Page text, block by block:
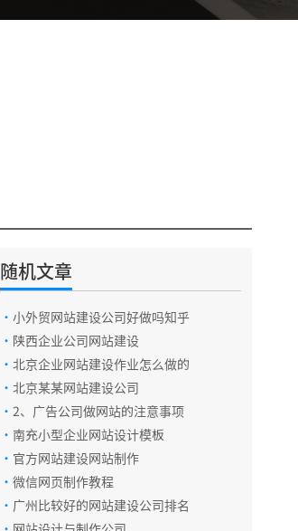
随机文章
· 小外贸网站建设公司好做吗知乎
· 陕西企业公司网站建设
· 北京企业网站建设作业怎么做的
· 北京某某网站建设公司
· 2、广告公司做网站的注意事项
· 南充小型企业网站设计模板
· 官方网站建设网站制作
· 微信网页制作教程
· 广州比较好的网站建设公司排名